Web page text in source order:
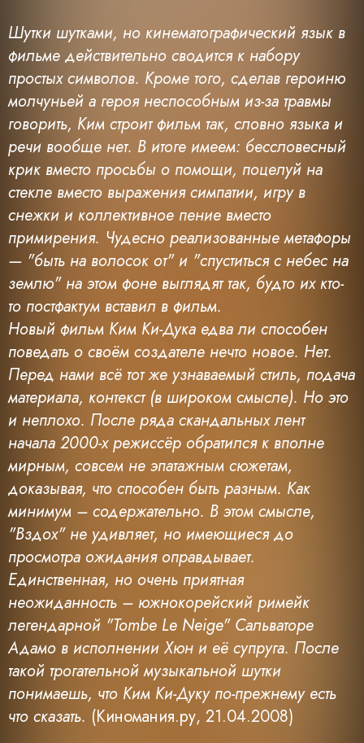
Шутки шутками, но кинематографический язык в
фильме действительно сводится к набору
простых символов. Кроме того, сделав героиню
молчуньей а героя неспособным из-за травмы
говорить, Ким строит фильм так, словно языка и
речи вообще нет. В итоге имеем: бессловесный
крик вместо просьбы о помощи, поцелуй на
стекле вместо выражения симпатии, игру в
снежки и коллективное пение вместо
примирения. Чудесно реализованные метафоры
— "быть на волосок от" и "спуститься с небес на
землю" на этом фоне выглядят так, будто их кто-
то постфактум вставил в фильм.
Новый фильм Ким Ки-Дука едва ли способен
поведать о своём создателе нечто новое. Нет.
Перед нами всё тот же узнаваемый стиль, подача
материала, контекст (в широком смысле). Но это
и неплохо. После ряда скандальных лент
начала 2000-х режиссёр обратился к вполне
мирным, совсем не эпатажным сюжетам,
доказывая, что способен быть разным. Как
минимум – содержательно. В этом смысле,
"Вздох" не удивляет, но имеющиеся до
просмотра ожидания оправдывает.
Единственная, но очень приятная
неожиданность – южнокорейский римейк
легендарной "Tombe Le Neige" Сальваторе
Адамо в исполнении Хюн и её супруга. После
такой трогательной музыкальной шутки
понимаешь, что Ким Ки-Дуку по-прежнему есть
что сказать. (Киномания.ру, 21.04.2008)